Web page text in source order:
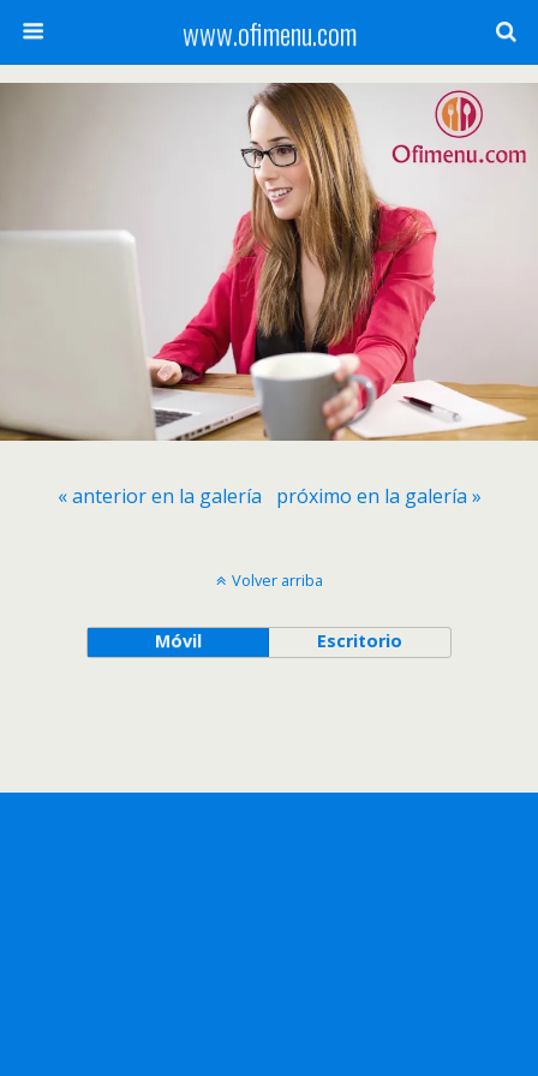
www.ofimenu.com
« anterior en la galería próximo en la galería »
Volver arriba
Móvil Escritorio